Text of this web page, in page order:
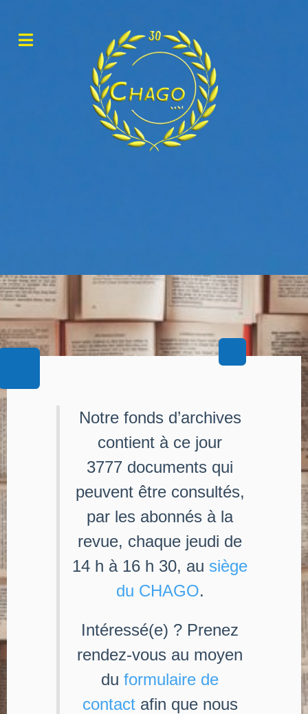
Notre fonds d’archives
contient à ce jour
3777 documents qui
peuvent être consultés,
par les abonnés à la
revue, chaque jeudi de
14 h à 16 h 30, au siège
du CHAGO.
Intéressé(e) ? Prenez
rendez-vous au moyen
du formulaire de
contactafin que nous